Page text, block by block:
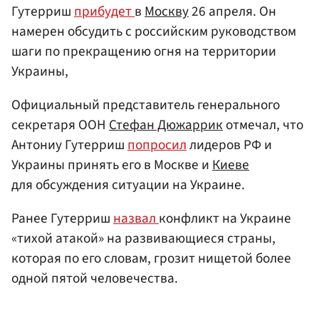
Гутерриш прибудетв Москву26 апреля. Он
намерен обсудить с российским руководством
шаги по прекращению огня на территории
Украины,
Официальный представитель генерального
секретаря ООН Стефан Дюжаррикотмечал, что
Антониу Гутерришпопросиллидеров РФ и
Украины принять его в Москве иКиеве
для обсуждения ситуации на Украине.
Ранее Гутерришназвалконфликт на Украине
«тихой атакой» на развивающиеся страны,
которая по его словам, грозит нищетой более
одной пятой человечества.